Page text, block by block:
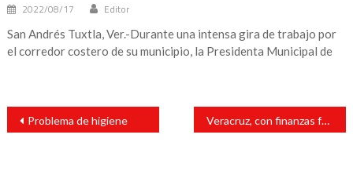
2022/08/17 Editor
San Andrés Tuxtla, Ver.-Durante una intensa gira de trabajo por
el corredor costero de su municipio, la Presidenta Municipal de
Navegación
entradas
Problema de higiene Veracruz, con finanzas fuertes: Sefiplan